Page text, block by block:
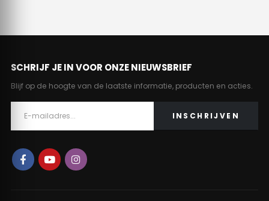
SCHRIJF JE IN VOOR ONZE NIEUWSBRIEF
Blijf op de hoogte van de laatste informatie, producten en acties.